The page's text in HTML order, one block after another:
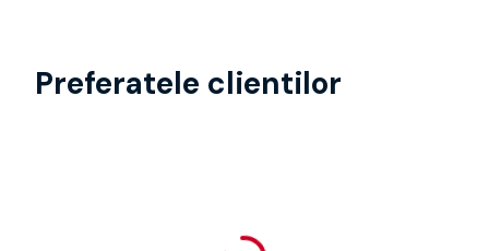
Preferatele clientilor